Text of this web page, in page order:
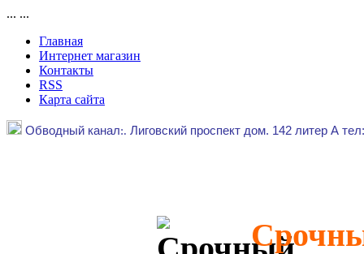
... ...
Главная
Интернет магазин
Контакты
RSS
Карта сайта
Обводный канал:. Лиговский проспект дом. 142 литер А